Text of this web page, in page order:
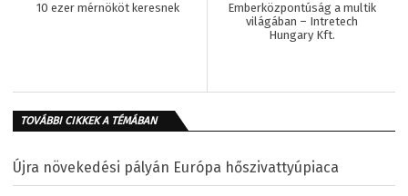
10 ezer mérnököt keresnek
Emberközpontúság a multik
világában – Intretech
Hungary Kft.
TOVÁBBI CIKKEK A TÉMÁBAN
Újra növekedési pályán Európa hőszivattyúpiaca